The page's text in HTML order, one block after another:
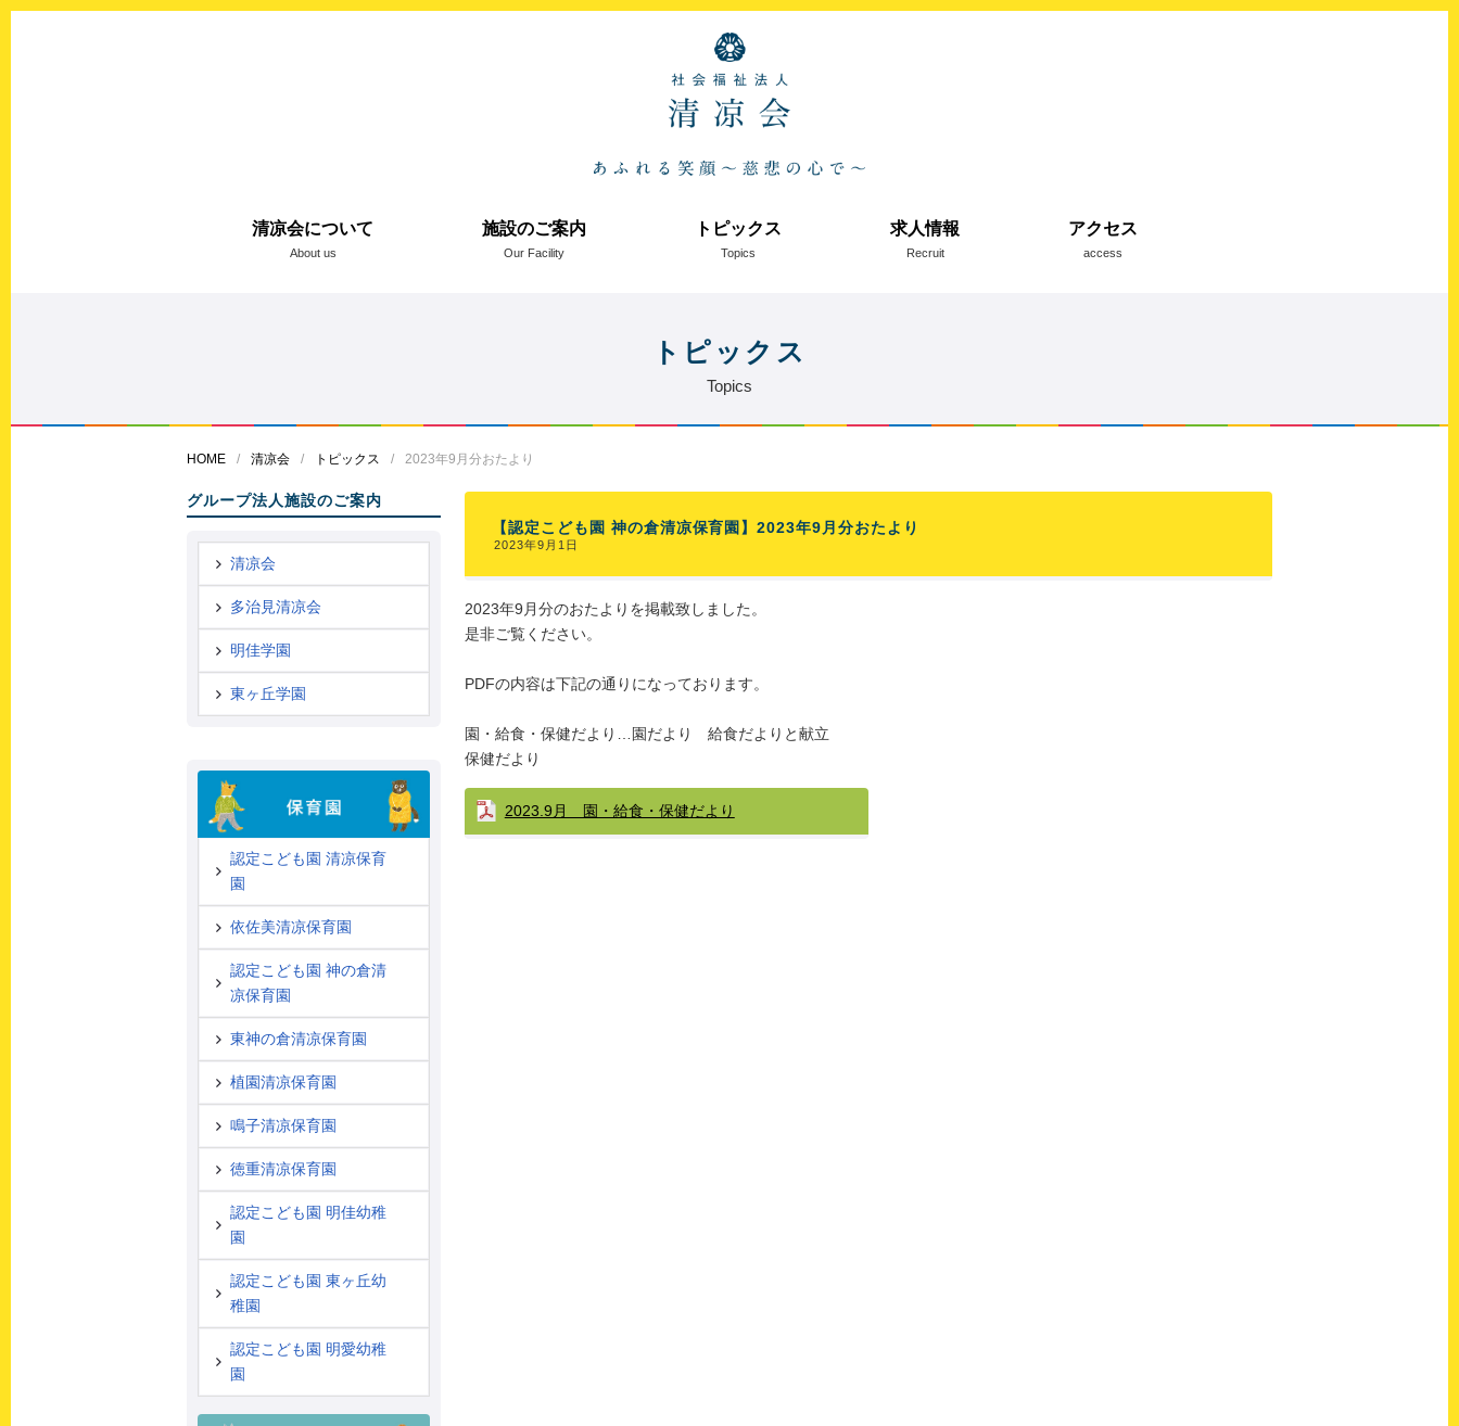
清凉会について
About us
施設のご案内
Our Facility
トピックス
Topics
求人情報
Recruit
アクセス
access
トピックス
Topics
HOME 清凉会 トピックス 2023年9月分おたより
グループ法人施設のご案内
清凉会
多治見清凉会
明佳学園
東ヶ丘学園
認定こども園 清凉保育
園
依佐美清凉保育園
認定こども園 神の倉清
凉保育園
東神の倉清凉保育園
植園清凉保育園
鳴子清凉保育園
徳重清凉保育園
認定こども園 明佳幼稚
園
認定こども園 東ヶ丘幼
稚園
認定こども園 明愛幼稚
園
【認定こども園 神の倉清凉保育園】2023年9月分おたより
2023年9月1日
2023年9月分のおたよりを掲載致しました。
是非ご覧ください。
PDFの内容は下記の通りになっております。
園・給食・保健だより…園だより 給食だよりと献立
保健だより
2023.9月 園・給食・保健だより